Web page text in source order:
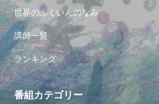
世界のふくいんのなみ
講師一覧
ランキング
番組カテゴリー